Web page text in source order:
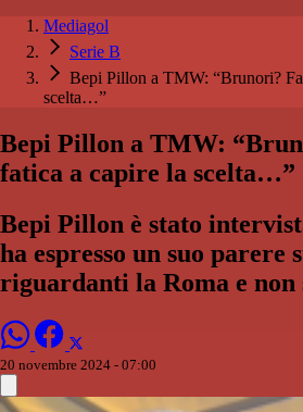
Mediagol
Serie B
Bepi Pillon a TMW: “Brunori?
scelta…”
Bepi Pillon a TMW:
fatica a capire la scelta…”
Bepi Pillon è stato
ha espresso un suo parere
riguardanti la Roma e non
20 novembre 2024 - 07:00